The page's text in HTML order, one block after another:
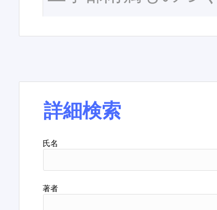
詳細検索
氏名
著者